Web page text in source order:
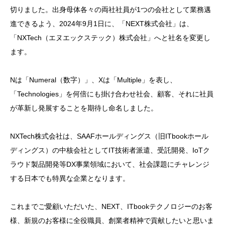
切りました。出身母体各々の両社社員が1つの会社として業務邁
進できるよう、2024年9月1日に、「NEXT株式会社」は、
「NXTech（エヌエックステック）株式会社」へと社名を変更し
ます。
Nは「Numeral（数字）」、Xは「Multiple」を表し、
「Technologies」を何倍にも掛け合わせ社会、顧客、それに社員
が革新し発展することを期待し命名しました。
NXTech株式会社は、SAAFホールディングス（旧ITbookホール
ディングス）の中核会社としてIT技術者派遣、受託開発、IoTク
ラウド製品開発等DX事業領域において、社会課題にチャレンジ
する日本でも特異な企業となります。
これまでご愛顧いただいた、NEXT、ITbookテクノロジーのお客
様、新規のお客様に全役職員、創業者精神で貢献したいと思いま